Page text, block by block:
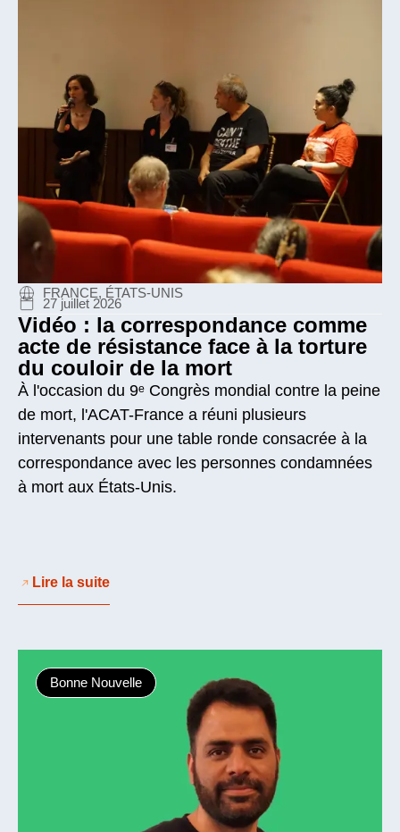
FRANCE, ÉTATS-UNIS
27 juillet 2026
Vidéo : la correspondance comme
acte de résistance face à la torture
du couloir de la mort
À l'occasion du 9ᵉ Congrès mondial contre la peine
de mort, l'ACAT-France a réuni plusieurs
intervenants pour une table ronde consacrée à la
correspondance avec les personnes condamnées
à mort aux États-Unis.
Lire la suite
Bonne Nouvelle